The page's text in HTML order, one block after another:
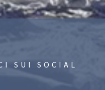
SUI SOCIAL